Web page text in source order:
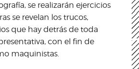
se realizarán ejercicios
se revelan los trucos,
que hay detrás de toda
con el fin de
maquinistas.